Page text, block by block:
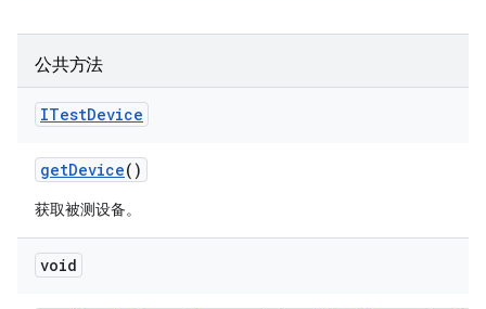
公共方法
ITestDevice
getDevice()
获取被测设备。
void